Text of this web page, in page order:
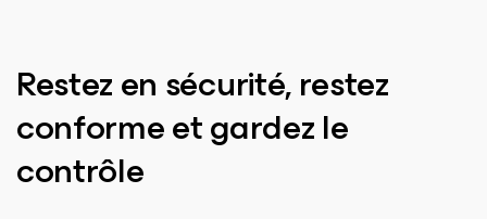
Restez en sécurité, restez
conforme et gardez le
contrôle